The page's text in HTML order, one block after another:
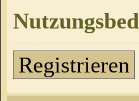
Registrieren